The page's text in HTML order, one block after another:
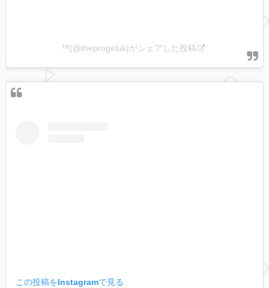
™️(@theprogeluk)がシェアした投稿
この投稿をInstagramで見る